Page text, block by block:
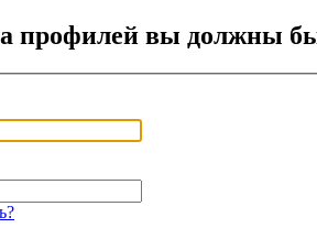
профилей вы должны